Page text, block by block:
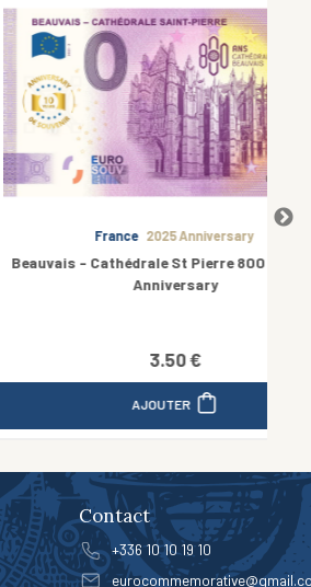
2025 Anniversary
St Pierre 800 Ans - 10th
Contact
+336 10 10 19 10